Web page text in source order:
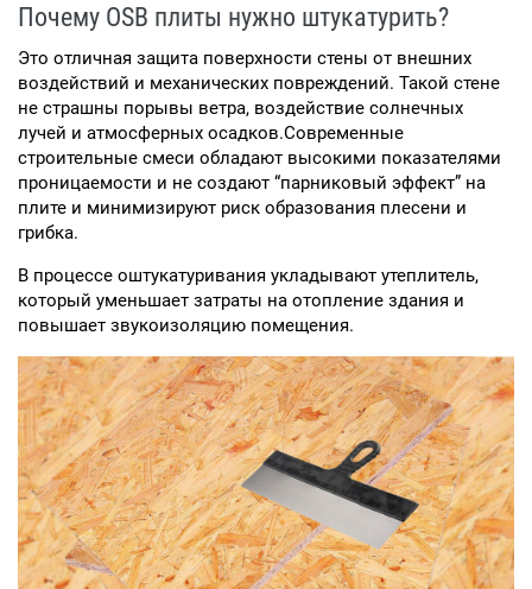
Почему OSB плиты нужно штукатурить?
Это отличная защита поверхности стены от внешних
воздействий и механических повреждений. Такой стене
не страшны порывы ветра, воздействие солнечных
лучей и атмосферных осадков.Современные
строительные смеси обладают высокими показателями
проницаемости и не создают “парниковый эффект” на
плите и минимизируют риск образования плесени и
грибка.
В процессе оштукатуривания укладывают утеплитель,
который уменьшает затраты на отопление здания и
повышает звукоизоляцию помещения.